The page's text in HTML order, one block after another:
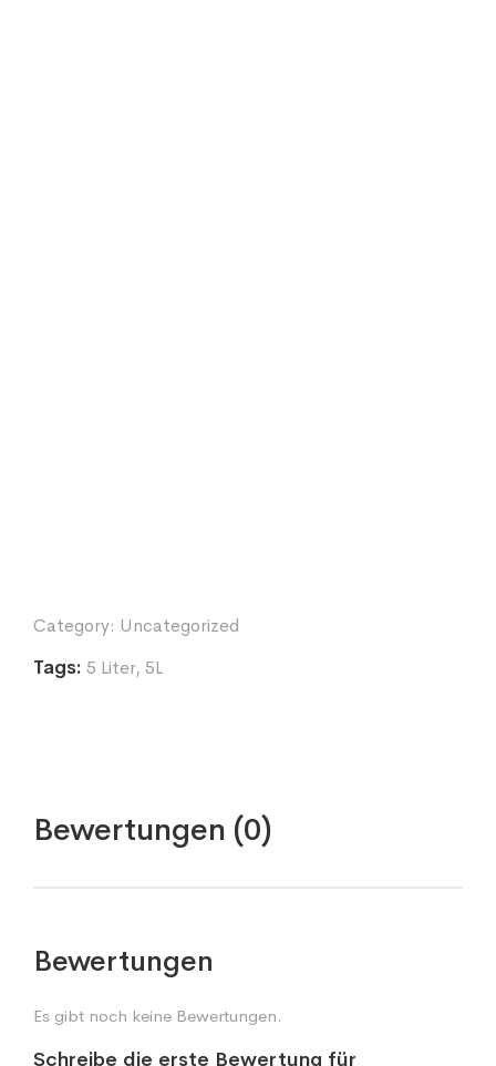
Category: Uncategorized
Tags: 5 Liter, 5L
Bewertungen (0)
Bewertungen
Es gibt noch keine Bewertungen.
Schreibe die erste Bewertung für